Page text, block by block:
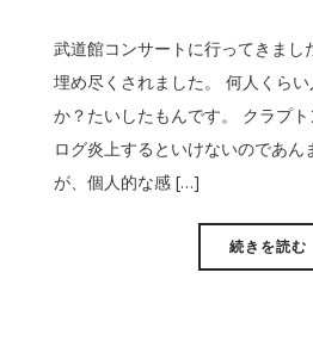
武道館コンサートに行ってきまし
埋め尽くされました。 何人くら
か？たいしたもんです。 クラプ
ログ炎上するといけないのであん
が、個人的な感 […]
続きを読む